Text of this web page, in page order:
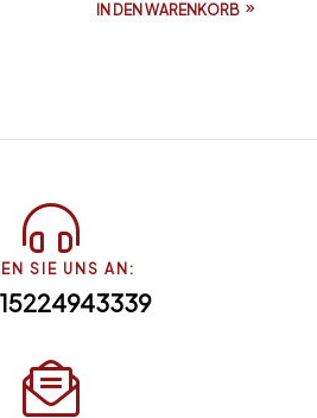
IN DEN WARENKORB
SIE UNS AN: